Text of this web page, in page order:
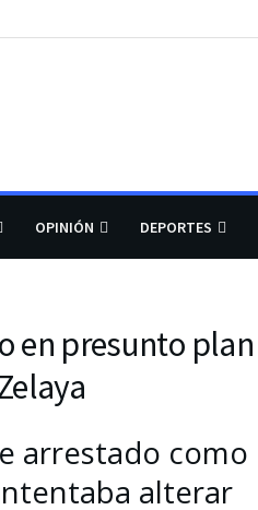
OPINIÓN DEPORTES
en presunto plan
arrestado como
alterar